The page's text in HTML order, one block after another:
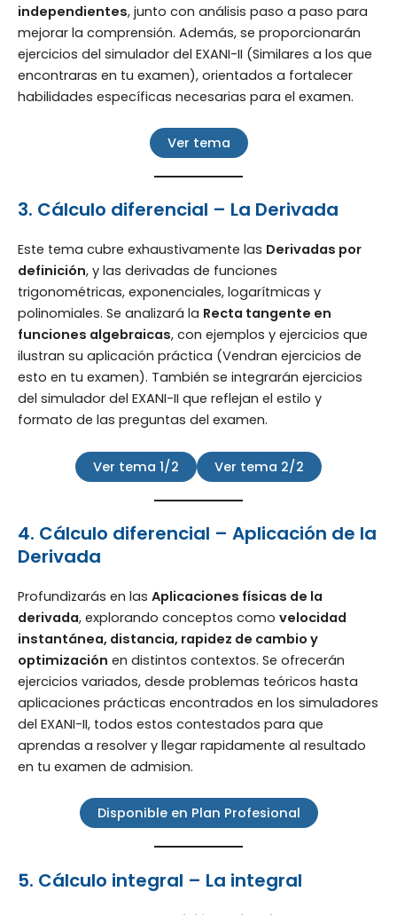
independientes, junto con análisis paso a paso para
mejorar la comprensión. Además, se proporcionarán
ejercicios del simulador del EXANI-II (Similares a los que
encontraras en tu examen), orientados a fortalecer
habilidades específicas necesarias para el examen.
Ver tema
3. Cálculo diferencial – La Derivada
Este tema cubre exhaustivamente las Derivadas por
definición, y las derivadas de funciones
trigonométricas, exponenciales, logarítmicas y
polinomiales. Se analizará la Recta tangente en
funciones algebraicas, con ejemplos y ejercicios que
ilustran su aplicación práctica (Vendran ejercicios de
esto en tu examen). También se integrarán ejercicios
del simulador del EXANI-II que reflejan el estilo y
formato de las preguntas del examen.
Ver tema 1/2 Ver tema 2/2
4. Cálculo diferencial – Aplicación de la
Derivada
Profundizarás en las Aplicaciones físicas de la
derivada, explorando conceptos como velocidad
instantánea, distancia, rapidez de cambio y
optimización en distintos contextos. Se ofrecerán
ejercicios variados, desde problemas teóricos hasta
aplicaciones prácticas encontrados en los simuladores
del EXANI-II, todos estos contestados para que
aprendas a resolver y llegar rapidamente al resultado
en tu examen de admision.
Disponible en Plan Profesional
5. Cálculo integral – La integral